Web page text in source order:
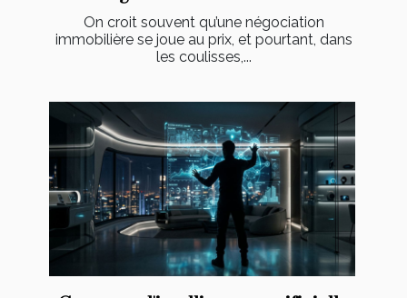
On croit souvent qu’une négociation
immobilière se joue au prix, et pourtant, dans
les coulisses,...